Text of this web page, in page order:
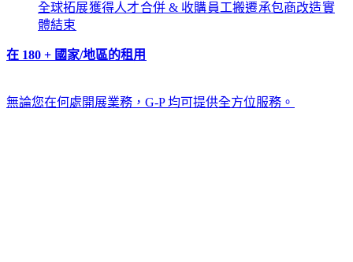
全球拓展​​獲得人才​​合併 & 收購​​員工搬遷​​承包商改造​​實
體結束​​
在 180 + 國家/地區的租用​​
無論您在何處開展業務，G-P 均可提供全方位服務。​​